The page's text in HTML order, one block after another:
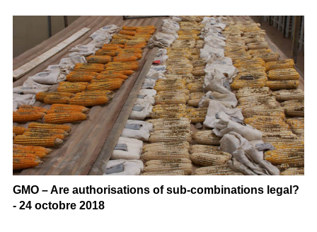
GMO – Are authorisations of sub-combinations legal?
- 24 octobre 2018